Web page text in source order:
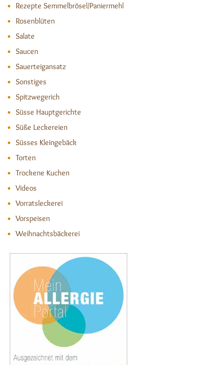
Rezepte Semmelbrösel/Paniermehl
Rosenblüten
Salate
Saucen
Sauerteigansatz
Sonstiges
Spitzwegerich
Süsse Hauptgerichte
Süße Leckereien
Süsses Kleingebäck
Torten
Trockene Kuchen
Videos
Vorratsleckerei
Vorspeisen
Weihnachtsbäckerei